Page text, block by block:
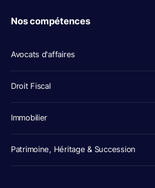
Nos compétences
Avocats d'affaires
Droit Fiscal
Immobilier
Patrimoine, Héritage & Succession